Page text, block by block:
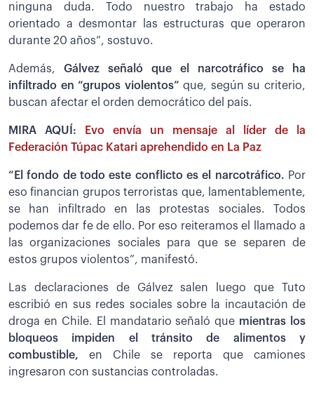
ninguna duda. Todo nuestro trabajo ha estado
orientado a desmontar las estructuras que operaron
durante 20 años”, sostuvo.
Además, Gálvez señaló que el narcotráfico se ha
infiltrado en “grupos violentos” que, según su criterio,
buscan afectar el orden democrático del país.
MIRA AQUÍ:
Evo envía un mensaje al líder de la
Federación Túpac Katari aprehendido en La Paz
“El fondo de todo este conflicto es el narcotráfico. Por
eso financian grupos terroristas que, lamentablemente,
se han infiltrado en las protestas sociales. Todos
podemos dar fe de ello. Por eso reiteramos el llamado a
las organizaciones sociales para que se separen de
estos grupos violentos”, manifestó.
Las declaraciones de Gálvez salen luego que Tuto
escribió en sus redes sociales sobre la incautación de
droga en Chile. El mandatario señaló que mientras los
bloqueos impiden el tránsito de alimentos y
combustible, en Chile se reporta que camiones
ingresaron con sustancias controladas.